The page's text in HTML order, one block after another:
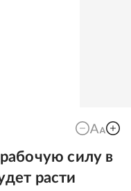
силу в
расти